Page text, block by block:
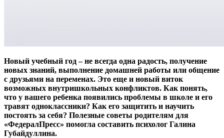
Новый учебный год – не всегда одна радость, получение
новых знаний, выполнение домашней работы или общение
с друзьями на переменах. Это еще и новый виток
возможных внутришкольных конфликтов. Как понять,
что у вашего ребенка появились проблемы в школе и его
травят одноклассники? Как его защитить и научить
постоять за себя? Полезные советы родителям для
«ФедералПресс» помогла составить психолог Галина
Губайдуллина.